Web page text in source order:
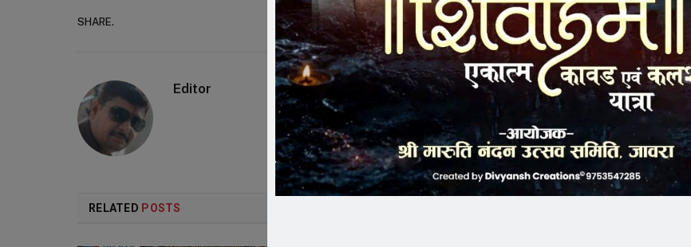
SHARE.
Facebook Twitter Pinterest LinkedIn Tumblr Telegram Email
Editor
RELATED POSTS